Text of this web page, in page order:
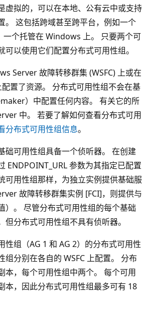
虚拟的，可以在本地、公有云中或支持
。 这包括跨域甚至跨平台，例如一个
个托管在 Windows 上。 只要两个可
以使用它们配置分布式可用性组。
Server 故障转移群集 (WSFC) 上或在
置了资源。 分布式可用性组不会在基
）中配置任何内容。 有关它的所
中。 若要了解如何查看分布式可用
分布式可用性组信息。
础可用性组具备一个侦听器。 在创建
ENDPOINT_URL 参数为其指定已配置
可用性组那样，为独立实例提供基础服
故障转移群集实例 [FCI]，则提供与
）。 尽管分布式可用性组的每个基础
分布式可用性组不具有侦听器。
性组（AG 1 和 AG 2）的分布式可用性
组分别在各自的 WSFC 上配置。 分布
本，每个可用性组中两个。 每个可用
本，因此分布式可用性组最多可有 18